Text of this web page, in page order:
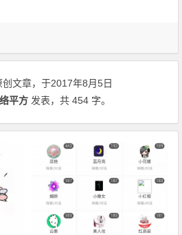
创文章，于2017年8月5日
平方 发表，共 454 字。